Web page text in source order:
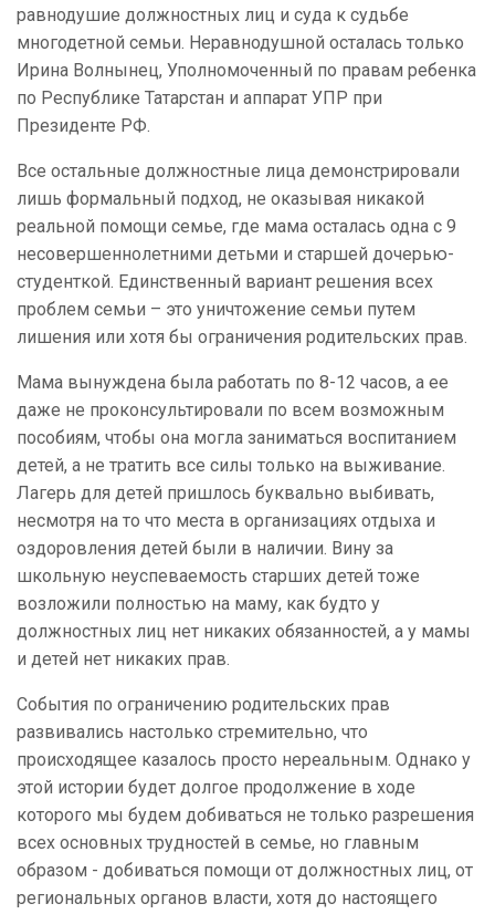
равнодушие должностных лиц и суда к судьбе
многодетной семьи. Неравнодушной осталась только
Ирина Волнынец, Уполномоченный по правам ребенка
по Республике Татарстан и аппарат УПР при
Президенте РФ.
Все остальные должностные лица демонстрировали
лишь формальный подход, не оказывая никакой
реальной помощи семье, где мама осталась одна с 9
несовершеннолетними детьми и старшей дочерью-
студенткой. Единственный вариант решения всех
проблем семьи – это уничтожение семьи путем
лишения или хотя бы ограничения родительских прав.
Мама вынуждена была работать по 8-12 часов, а ее
даже не проконсультировали по всем возможным
пособиям, чтобы она могла заниматься воспитанием
детей, а не тратить все силы только на выживание.
Лагерь для детей пришлось буквально выбивать,
несмотря на то что места в организациях отдыха и
оздоровления детей были в наличии. Вину за
школьную неуспеваемость старших детей тоже
возложили полностью на маму, как будто у
должностных лиц нет никаких обязанностей, а у мамы
и детей нет никаких прав.
События по ограничению родительских прав
развивались настолько стремительно, что
происходящее казалось просто нереальным. Однако у
этой истории будет долгое продолжение в ходе
которого мы будем добиваться не только разрешения
всех основных трудностей в семье, но главным
образом - добиваться помощи от должностных лиц, от
региональных органов власти, хотя до настоящего